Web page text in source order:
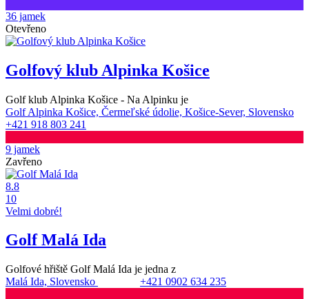
36 jamek
Otevřeno
Golfový klub Alpinka Košice
Golf klub Alpinka Košice - Na Alpinku je
Golf Alpinka Košice, Čermeľské údolie, Košice-Sever, Slovensko
+421 918 803 241
9 jamek
Zavřeno
8.8
10
Velmi dobré!
Golf Malá Ida
Golfové hřiště Golf Malá Ida je jedna z
Malá Ida, Slovensko
+421 0902 634 235